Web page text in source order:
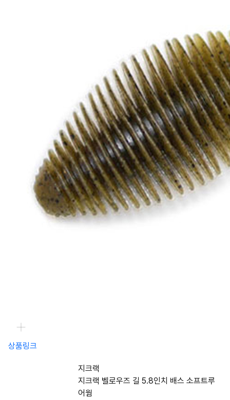
상품링크
지크랙
지크랙 벨로우즈 길 5.8인치 배스 소프트루
어웜